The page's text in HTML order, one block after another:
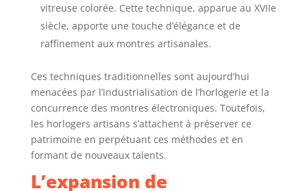
vitreuse colorée. Cette technique, apparue au XVIIe
siècle, apporte une touche d’élégance et de
raffinement aux montres artisanales.
Ces techniques traditionnelles sont aujourd’hui
menacées par l’industrialisation de l’horlogerie et la
concurrence des montres électroniques. Toutefois,
les horlogers artisans s’attachent à préserver ce
patrimoine en perpétuant ces méthodes et en
formant de nouveaux talents.
L’expansion de